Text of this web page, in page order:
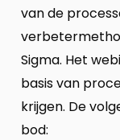
van de
Sigma. Het
basis van
krijgen. De
bod: